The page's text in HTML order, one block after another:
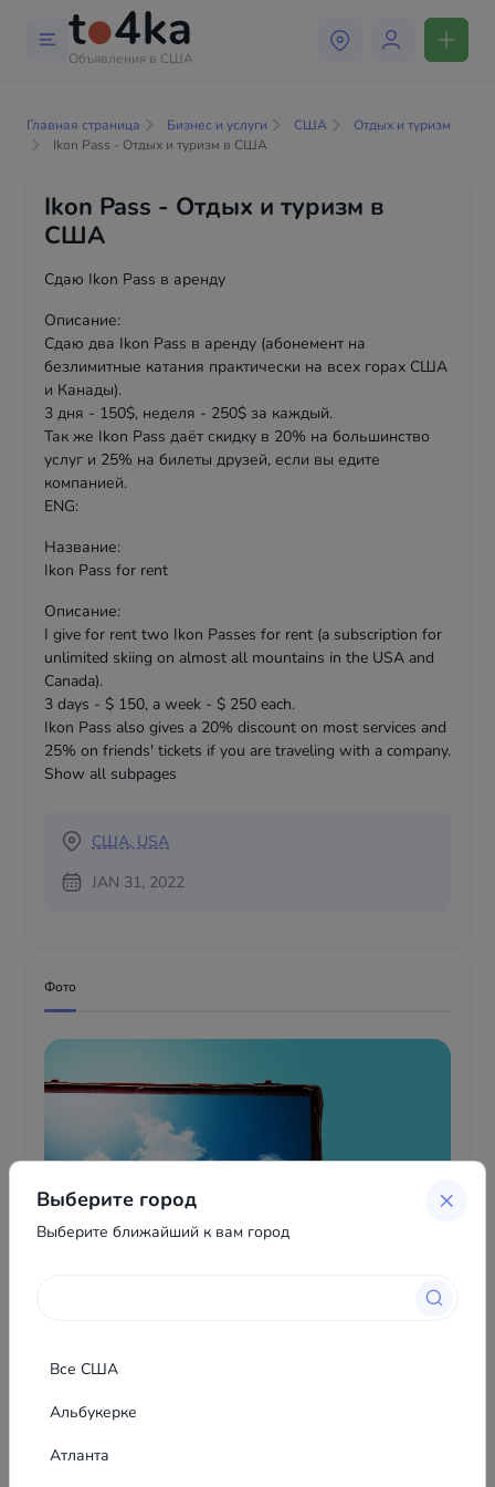
Объявления в США
Главная страница Бизнес и услуги США
Отдых и туризм
Ikon Pass - Отдых и туризм в США
Фото
Ikon Pass - Отдых и туризм в
США
Сдаю Ikon Pass в аренду
Описание:
Сдаю два Ikon Pass в аренду (абонемент на
безлимитные катания практически на всех горах США
и Канады).
3 дня - 150$, неделя - 250$ за каждый.
Так же Ikon Pass даёт скидку в 20% на большинство
услуг и 25% на билеты друзей, если вы едите
компанией.
ENG:
Название:
Ikon Pass for rent
Описание:
I give for rent two Ikon Passes for rent (a subscription for
unlimited skiing on almost all mountains in the USA and
Canada).
3 days - $ 150, a week - $ 250 each.
Ikon Pass also gives a 20% discount on most services and
25% on friends' tickets if you are traveling with a company.
Show all subpages
США, USA
JAN 31, 2022
Выберите город
Выберите ближайший к вам город
Все США
Альбукерке
Атланта